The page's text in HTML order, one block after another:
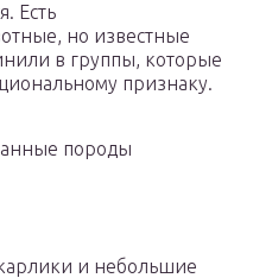
Есть
но известные
в группы, которые
признаку.
породы
и небольшие